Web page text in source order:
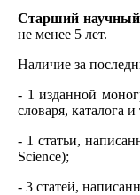
Старший научный
не менее 5 лет.
Наличие за
- 1 изданной
словаря, каталога и
- 1 статьи,
Science);
- 3 статей,